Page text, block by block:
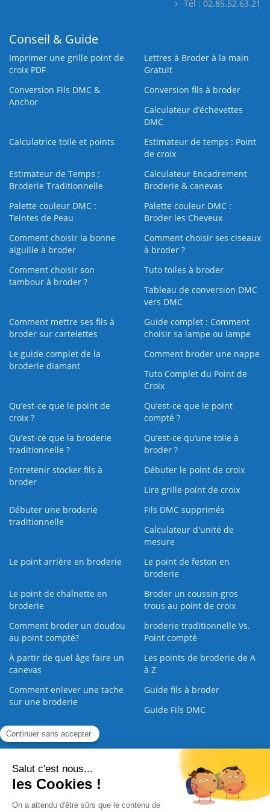
Tél : 02.85.52.63.21
Conseil & Guide
Imprimer une grille point de
croix PDF
Lettres à Broder à la main
Gratuit
Conversion Fils DMC &
Anchor
Conversion fils à broder
Calculateur d’échevettes
DMC
Calculatrice toile et points
Estimateur de temps : Point
de croix
Estimateur de Temps :
Broderie Traditionnelle
Calculateur Encadrement
Broderie & canevas
Palette couleur DMC :
Teintes de Peau
Palette couleur DMC :
Broder les Cheveux
Comment choisir la bonne
aiguille à broder
Comment choisir ses ciseaux
à broder ?
Comment choisir son
tambour à broder ?
Tuto toiles à broder
Tableau de conversion DMC
vers DMC
Comment mettre ses fils à
broder sur cartelettes
Guide complet : Comment
choisir sa lampe ou lampe
Le guide complet de la
broderie diamant
Comment broder une nappe
Tuto Complet du Point de
Croix
Qu’est-ce que le point de
croix ?
Qu’est-ce que le point
compté ?
Qu’est-ce que la broderie
traditionnelle ?
Qu’est‑ce qu’une toile à
broder ?
Entretenir stocker fils à
broder
Débuter le point de croix
Lire grille point de croix
Débuter une broderie
traditionnelle
Fils DMC supprimés
Calculateur d'unité de
mesure
Le point arrière en broderie
Le point de feston en
broderie
Le point de chaînette en
broderie
Broder un coussin gros
trous au point de croix
Comment broder un doudou
au point compté?
broderie traditionnelle Vs.
Point compté
À partir de quel âge faire un
canevas
Les points de broderie de A
à Z
Comment enlever une tache
sur une broderie
Guide fils à broder
Guide Fils DMC
Guide de la Broderie
Nous contacter |